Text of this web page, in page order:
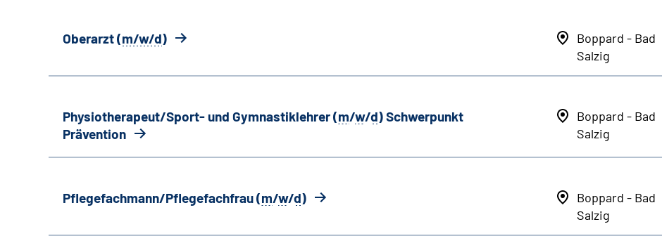
Oberarzt (m/w/d)
Boppard - Bad
Salzig
Physiotherapeut/Sport- und Gymnastiklehrer (m/w/d) Schwerpunkt
Prävention
Boppard - Bad
Salzig
Pflegefachmann/Pflegefachfrau (m/w/d)
Boppard - Bad
Salzig